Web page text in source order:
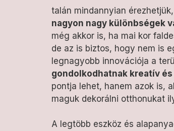
talán mindannyian
nagyon nagy különbségek
még akkor is, ha mai kor
de az is biztos, hogy nem is
legnagyobb innovációja a
gondolkodhatnak kreatív
pontja lehet, hanem azok is,
maguk dekorálni otthonukat
A legtöbb eszköz és